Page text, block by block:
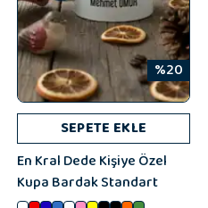
%20
SEPETE EKLE
En Kral Dede Kişiye Özel
Kupa Bardak Standart